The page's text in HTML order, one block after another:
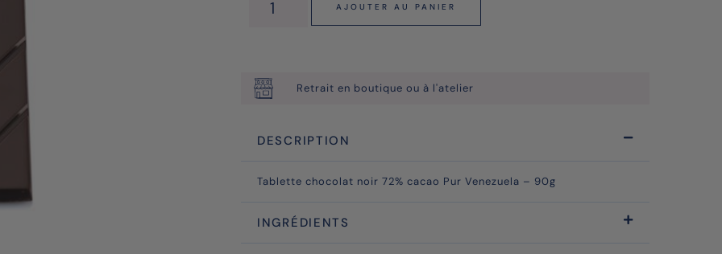
AJOUTER AU PANIER
Retrait en boutique ou à l'atelier
DESCRIPTION
Tablette chocolat noir 72% cacao Pur Venezuela – 90g
INGRÉDIENTS